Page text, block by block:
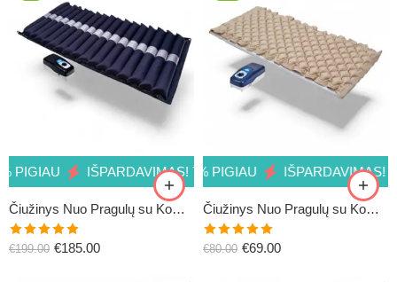
IŠPARDAVIMAS! 7% PIGIAU IŠPARDAVIMAS! 7%
Čiužinys Nuo Pragulų su Kompresoriumi BIOFLOTE3000
Įvertinimas:
€199.00 €185.00
IŠPARDAVIMAS! 14% PIGIAU IŠPARDAVIMAS! 14%
Čiužinys Nuo Pragulų su Kompresoriumi BIOFLOTE2000
Įvertinimas:
€80.00 €69.00